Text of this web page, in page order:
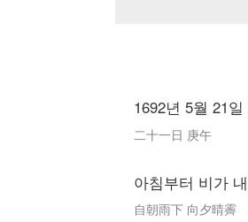
1692년 5월 21
二十一日 庚午
아침부터 비가
自朝雨下 向夕晴霽